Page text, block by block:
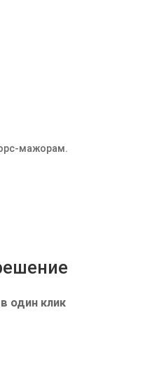
мажорам.
один клик